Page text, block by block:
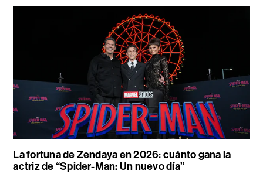
La fortuna de Zendaya en 2026: cuánto gana la
actriz de “Spider-Man: Un nuevo día”